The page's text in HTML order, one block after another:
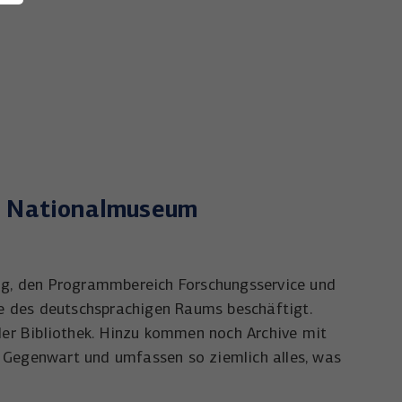
den Programmbereich Forschungsservice und
deutschsprachigen Raums beschäftigt.
Bibliothek. Hinzu kommen noch Archive mit
und umfassen so ziemlich alles, was